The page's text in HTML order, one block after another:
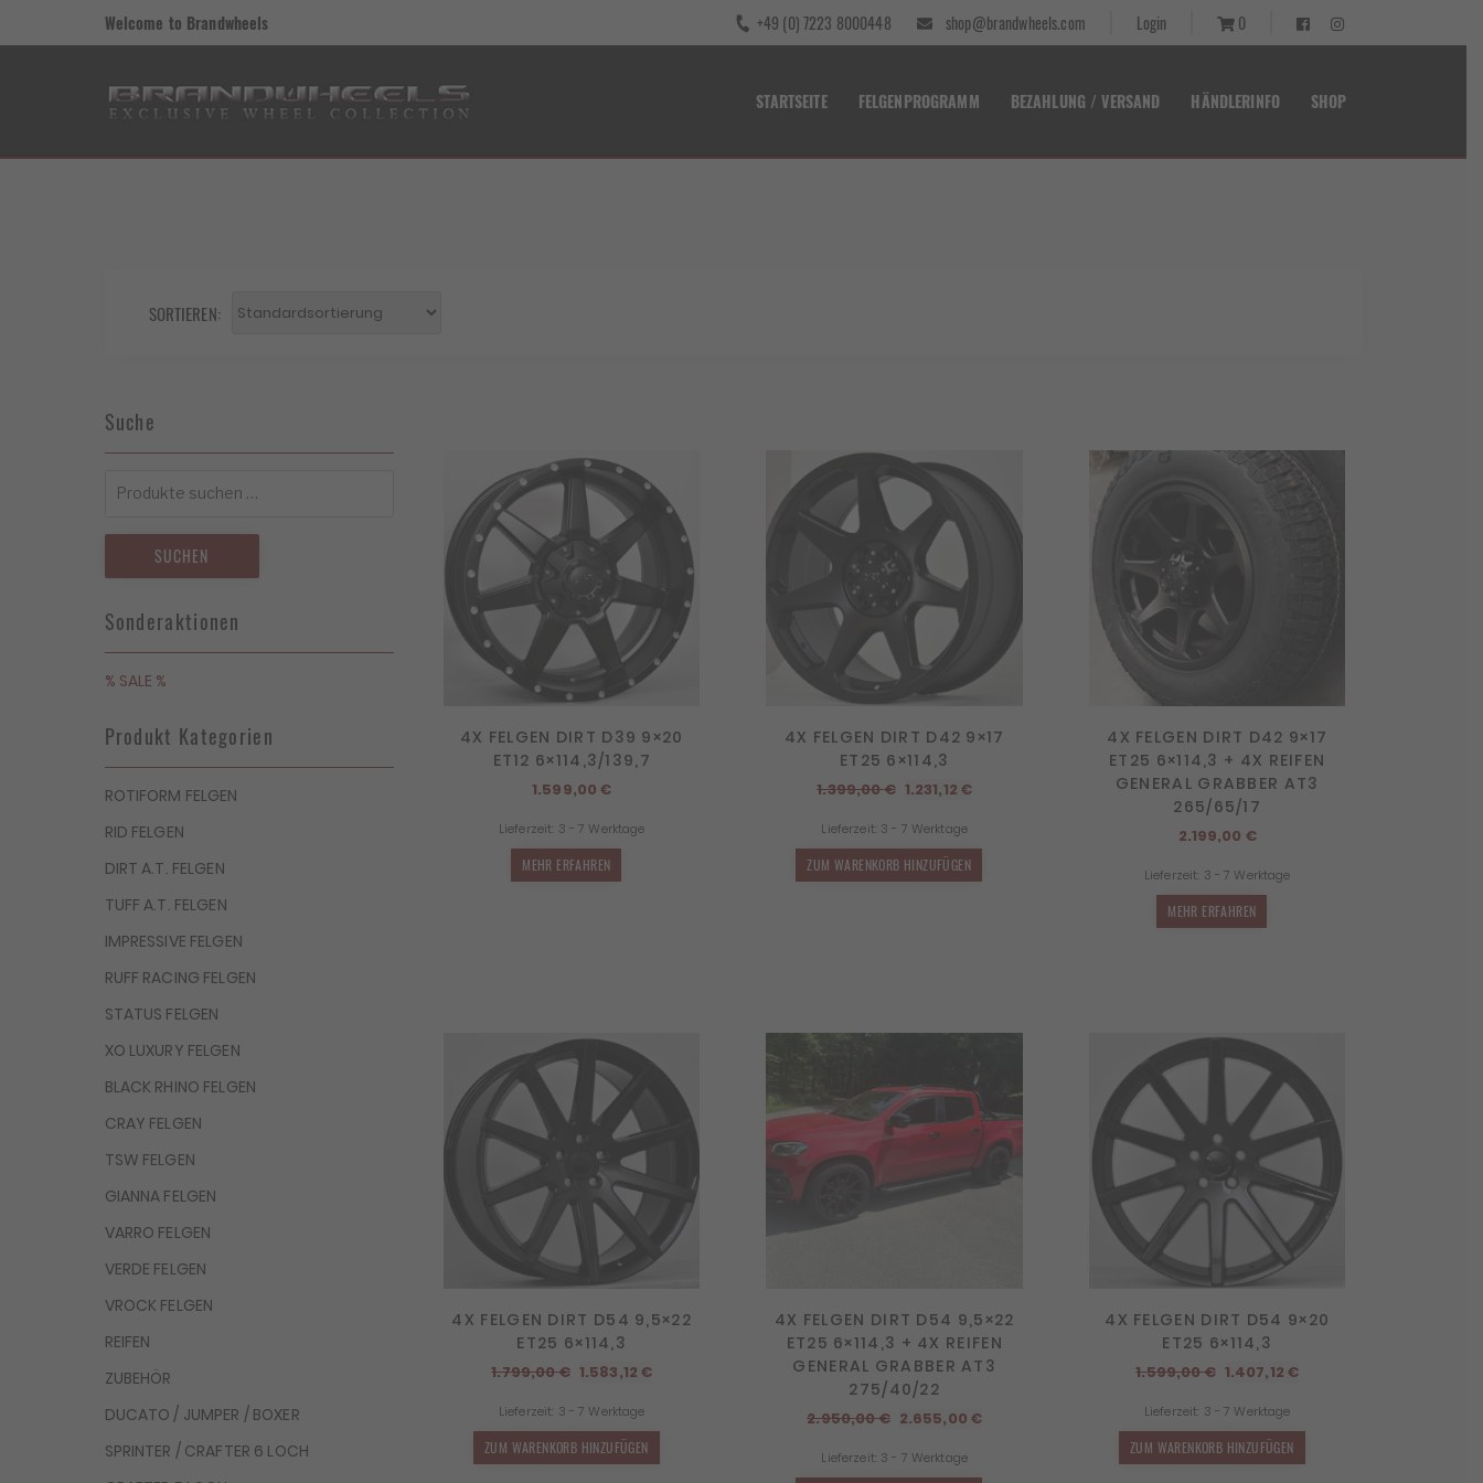
Welcome to Brandwheels +49 (0) 7223 8000448 shop@brandwheels.com Login 0
STARTSEITE FELGENPROGRAMM BEZAHLUNG / VERSAND HÄNDLERINFO SHOP
SORTIEREN:
Suche
nach:
SUCHEN
Sonderaktionen
% SALE %
Produkt Kategorien
ROTIFORM FELGEN
RID FELGEN
DIRT A.T. FELGEN
TUFF A.T. FELGEN
IMPRESSIVE FELGEN
RUFF RACING FELGEN
STATUS FELGEN
XO LUXURY FELGEN
BLACK RHINO FELGEN
CRAY FELGEN
TSW FELGEN
GIANNA FELGEN
VARRO FELGEN
VERDE FELGEN
VROCK FELGEN
REIFEN
ZUBEHÖR
DUCATO / JUMPER / BOXER
SPRINTER / CRAFTER 6 LOCH
4X FELGEN DIRT D39 9×20
ET12 6×114,3/139,7
1.599,00€
Lieferzeit: 3 - 7 Werktage
MEHR ERFAHREN
4X FELGEN DIRT D42 9×17
ET25 6×114,3
1.399,00€ Ursprünglicher
war:
1.399,00 €
1.231,12€Aktueller
Lieferzeit: 3 - 7 Werktage
ZUM WARENKORB HINZUFÜGEN
4X FELGEN DIRT D42 9×17
ET25 6×114,3 + 4X REIFEN
GENERAL GRABBER AT3
265/65/17
2.199,00 €
Lieferzeit: 3 - 7 Werktage
MEHR ERFAHREN
4X FELGEN DIRT D54 9,5×22
ET25 6×114,3
1.799,00€ Ursprünglicher
war:
1.799,00 €
1.583,12€Aktueller
Lieferzeit: 3 - 7 Werktage
ZUM WARENKORB HINZUFÜGEN
4X FELGEN DIRT D54 9,5×22
ET25 6×114,3 + 4X REIFEN
GENERAL GRABBER AT3
275/40/22
2.950,00€ Ursprünglicher
war:
2.655,00€Aktueller
Lieferzeit: 3 - 7 Werktage
4X FELGEN DIRT D54 9×20
ET25 6×114,3
1.599,00€ Ursprünglicher
war:
1.599,00 €
1.407,12€Aktueller
Lieferzeit: 3 - 7 Werktage
ZUM WARENKORB HINZUFÜGEN